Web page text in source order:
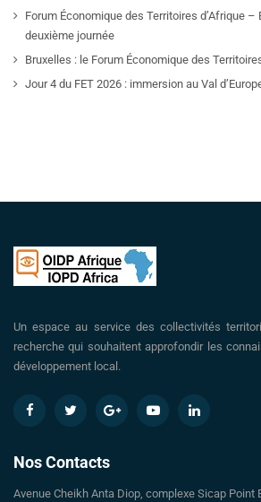
Forum Économique des Territoires d’Afrique
deuxième journée
Bruxelles : le Forum Économique des
Jour 4 du FET 2026 : immersion au Val
Un espace au service des collectivités
recherche qui souhaitent approfondir les
développement local.
Nos Contacts
Avenue Cheikh Anta Diop, complexe Sicap Point